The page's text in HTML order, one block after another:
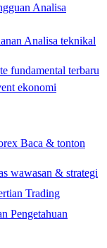
Analisa
Analisa teknikal
fundamental terbaru
ekonomi
Baca & tonton
wawasan & strategi
Trading
Pengetahuan